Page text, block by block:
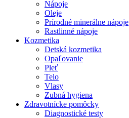
Nápoje
Oleje
Prírodné minerálne nápoje
Rastlinné nápoje
Kozmetika
Detská kozmetika
Opaľovanie
Pleť
Telo
Vlasy
Zubná hygiena
Zdravotnícke pomôcky
Diagnostické testy